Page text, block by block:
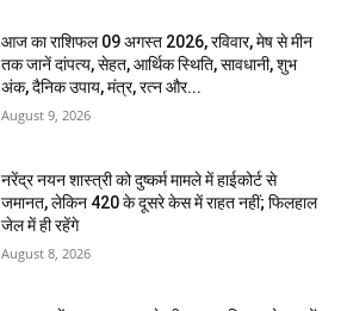
आज का राशिफल 09 अगस्त 2026, रविवार, मेष से मीन
तक जानें दांपत्य, सेहत, आर्थिक स्थिति, सावधानी, शुभ
अंक, दैनिक उपाय, मंत्र, रत्न और...
August 9, 2026
नरेंद्र नयन शास्त्री को दुष्कर्म मामले में हाईकोर्ट से
जमानत, लेकिन 420 के दूसरे केस में राहत नहीं; फिलहाल
जेल में ही रहेंगे
August 8, 2026